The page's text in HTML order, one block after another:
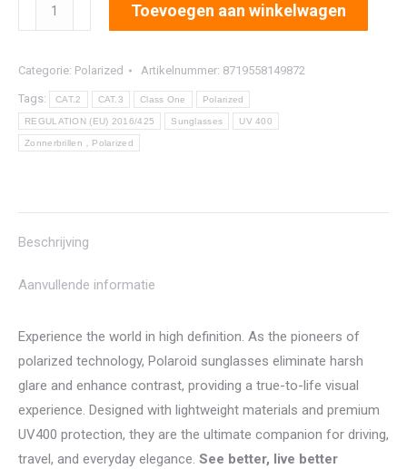
aantal
Toevoegen aan winkelwagen
Categorie: Polarized Artikelnummer: 8719558149872
Tags: CAT.2 CAT.3 Class One Polarized
REGULATION (EU) 2016/425 Sunglasses UV 400
Zonnerbrillen，Polarized
Beschrijving
Aanvullende informatie
Experience the world in high definition. As the pioneers of
polarized technology, Polaroid sunglasses eliminate harsh
glare and enhance contrast, providing a true-to-life visual
experience. Designed with lightweight materials and premium
UV400 protection, they are the ultimate companion for driving,
travel, and everyday elegance. See better, live better